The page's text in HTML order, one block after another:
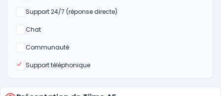
Support 24/7 (réponse directe)
Non
Chat
Non
Communauté
Non
Support téléphonique
Oui